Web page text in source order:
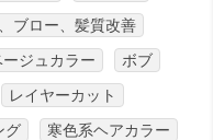
ブロー、髪質改善
ージュカラー
ボブ
レイヤーカット
グ
寒色系ヘアカラー